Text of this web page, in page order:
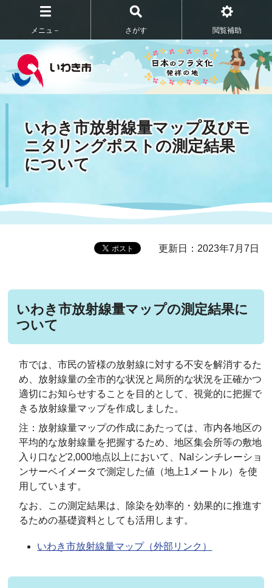
メニュ－ さがす 閲覧補助
いわき市放射線量マップ及びモ
ニタリングポストの測定結果
について
更新日：2023年7月7日
いわき市放射線量マップの測定結果に
ついて
市では、市民の皆様の放射線に対する不安を解消するた
め、放射線量の全市的な状況と局所的な状況を正確かつ
適切にお知らせすることを目的として、視覚的に把握で
きる放射線量マップを作成しました。
注：放射線量マップの作成にあたっては、市内各地区の
平均的な放射線量を把握するため、地区集会所等の敷地
入り口など2,000地点以上において、Nalシンチレーショ
ンサーベイメータで測定した値（地上1メートル）を使
用しています。
なお、この測定結果は、除染を効率的・効果的に推進す
るための基礎資料としても活用します。
いわき市放射線量マップ（外部リンク）